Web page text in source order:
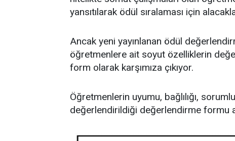
yansıtılarak ödül sıralaması için
Ancak yeni yayınlanan ödül
öğretmenlere ait soyut özelliklerin
form olarak karşımıza çıkıyor.
Öğretmenlerin uyumu, bağlılığı,
değerlendirildiği değerlendirme formu